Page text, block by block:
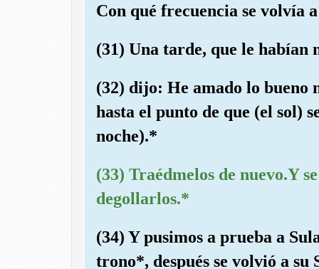
Con qué frecuencia se volvía
(31) Una tarde, que le habían
(32) dijo: He amado lo bueno
hasta el punto de que (el sol)
noche).*
(33) Traédmelos de nuevo.Y
degollarlos.*
(34) Y pusimos a prueba a
trono*, después se volvió a su